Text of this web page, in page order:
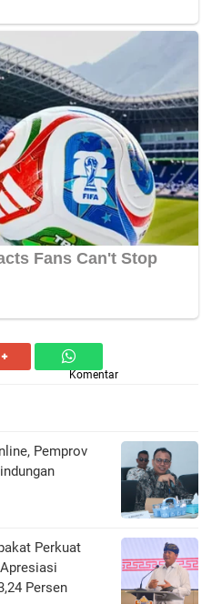
Komentar
Pemprov
Perkuat
Persen